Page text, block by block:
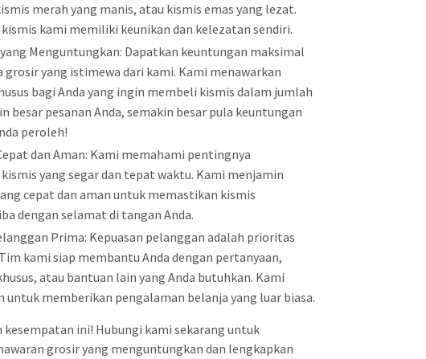
merah yang manis, atau kismis emas yang lezat.
kami memiliki keunikan dan kelezatan sendiri.
Menguntungkan: Dapatkan keuntungan maksimal
grosir yang istimewa dari kami. Kami menawarkan
bagi Anda yang ingin membeli kismis dalam jumlah
besar pesanan Anda, semakin besar pula keuntungan
peroleh!
dan Aman: Kami memahami pentingnya
yang segar dan tepat waktu. Kami menjamin
cepat dan aman untuk memastikan kismis
dengan selamat di tangan Anda.
Prima: Kepuasan pelanggan adalah prioritas
kami siap membantu Anda dengan pertanyaan,
atau bantuan lain yang Anda butuhkan. Kami
memberikan pengalaman belanja yang luar biasa.
kesempatan ini! Hubungi kami sekarang untuk
grosir yang menguntungkan dan lengkapkan